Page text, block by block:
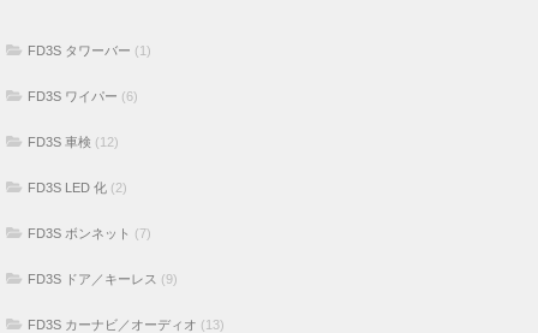
FD3S タワーバー (1)
FD3S ワイパー (6)
FD3S 車検 (12)
FD3S LED 化 (2)
FD3S ボンネット (7)
FD3S ドア／キーレス (9)
FD3S カーナビ／オーディオ (13)